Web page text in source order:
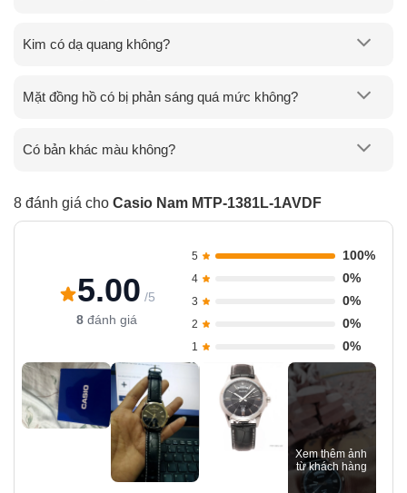
Kim có dạ quang không?
Mặt đồng hồ có bị phản sáng quá mức không?
Có bản khác màu không?
8 đánh giá cho Casio Nam MTP-1381L-1AVDF
5.00 /5
8 đánh giá
5 100%
4 0%
3 0%
2 0%
1 0%